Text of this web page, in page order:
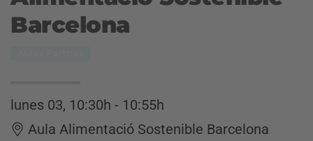
Barcelona
lunes 03, 10:30h - 10:55h
Aula Alimentació Sostenible Barcelona